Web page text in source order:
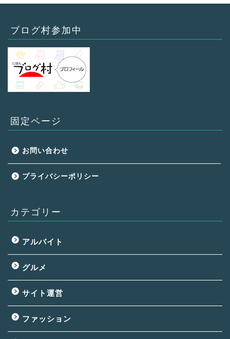
ブログ村参加中
固定ページ
お問い合わせ
プライバシーポリシー
カテゴリー
アルバイト
グルメ
サイト運営
ファッション